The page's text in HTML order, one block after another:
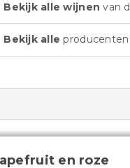
Bekijk alle wijnen van
Bekijk alle producenten
en roze